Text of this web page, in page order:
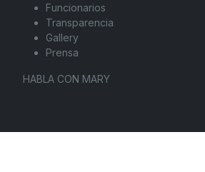
Funcionarios
Transparencia
Gallery
Prensa
HABLA CON MARY